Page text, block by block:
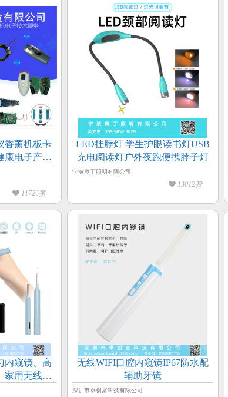
香薰机板卡
康电子产品
11726赞
LED挂脖灯 学生护眼读书灯USB
充电阅读灯户外夜跑便携脖子灯
宁波奥丁照明有限公司
13012赞
内窥镜、高
家用无线内
无线WIFI口腔内窥镜IP67防水配
辅助牙镜
深圳市卓创富科技有限公司